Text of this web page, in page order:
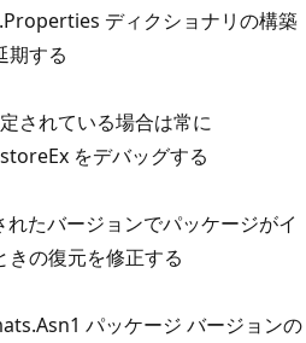
ディクショナリの構築
期する
されている場合は常に
をデバッグする
れたバージョンでパッケージがイ
きの復元を修正する
パッケージ バージョンの